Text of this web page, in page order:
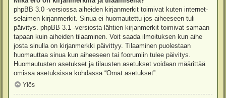
phpBB 3.0 -versiossa aiheiden kirjanmerkit toimivat kuten internet-
selaimen kirjanmerkit. Sinua ei huomautettu jos aiheeseen tuli
päivitys. phpBB 3.1 -versiosta lähtien kirjanmerkit toimivat samaan
tapaan kuin aiheiden tilaaminen. Voit saada ilmoituksen kun aihe
josta sinulla on kirjanmerkki päivittyy. Tilaaminen puolestaan
huomauttaa sinua kun aiheeseen tai foorumiin tulee päivitys.
Huomautusten asetukset ja tilausten asetukset voidaan määrittää
omissa asetuksissa kohdassa “Omat asetukset”.
Ylös